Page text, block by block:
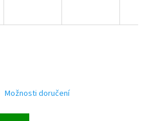
Možnosti doručení